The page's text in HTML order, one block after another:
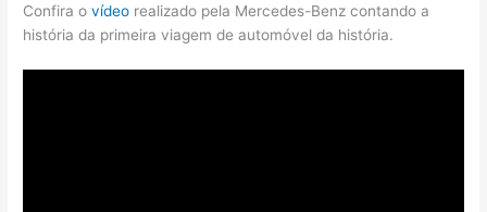
Confira ovídeo realizado pela Mercedes-Benz contando a
história da primeira viagem de automóvel da história.